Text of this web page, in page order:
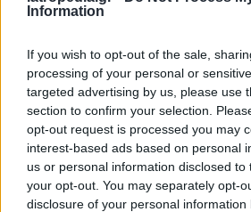
Information
If you wish to opt-out of the sale,
processing of your personal or
targeted advertising by us, please use
section to confirm your selection.
opt-out request is processed you may
interest-based ads based on personal
us or personal information disclosed
your opt-out. You may separately opt-
disclosure of your personal
Η ΕΙΝΑΠ θεωρεί ότι η
δραστηριοτήτων από το ΕΣΥ
συνιστά«μεθοδευμένη
συστήματος υγείας,
μεταμοσχεύσεων και της
αποτελεί ύψιστη πράξη
αλληλεγγύης».